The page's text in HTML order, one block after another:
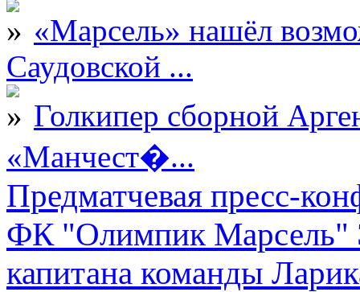
«Марсель» нашёл
Саудовской ...
Голкипер сборной
«Манчест�...
Предматчевая пресс-
ФК "Олимпик Марсель"
капитана команды